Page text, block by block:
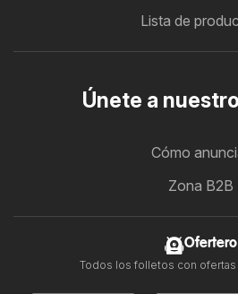
Lista de
Únete a
Cómo
Zona B2B
Ofertero
Todos los folletos con ofertas